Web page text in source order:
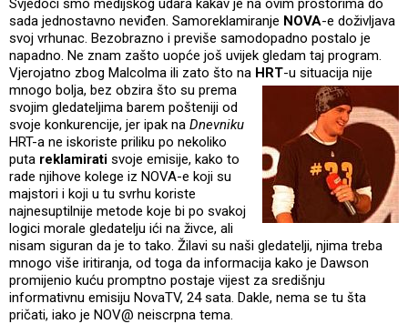
Svjedoci smo medijskog udara kakav je na ovim prostorima do
sada jednostavno neviđen. Samoreklamiranje NOVA-e doživljava
svoj vrhunac. Bezobrazno i previše samodopadno postalo je
napadno. Ne znam zašto uopće još uvijek gledam taj program.
Vjerojatno zbog Malcolma ili zato što na HRT-u situacija nije
mnogo bolja, bez obzira što su prema
svojim gledateljima barem pošteniji od
svoje konkurencije, jer ipak na Dnevniku
HRT-a ne iskoriste priliku po nekoliko
puta reklamirati svoje emisije, kako to
rade njihove kolege iz NOVA-e koji su
majstori i koji u tu svrhu koriste
najnesuptilnije metode koje bi po svakoj
logici morale gledatelju ići na živce, ali
nisam siguran da je to tako. Žilavi su naši gledatelji, njima treba
mnogo više iritiranja, od toga da informacija kako je Dawson
promijenio kuću promptno postaje vijest za središnju
informativnu emisiju NovaTV, 24 sata. Dakle, nema se tu šta
pričati, iako je NOV@ neiscrpna tema.